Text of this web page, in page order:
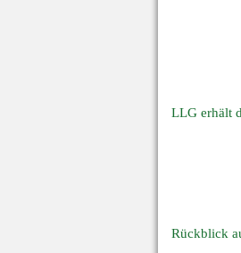
LLG erhält
Rückblick